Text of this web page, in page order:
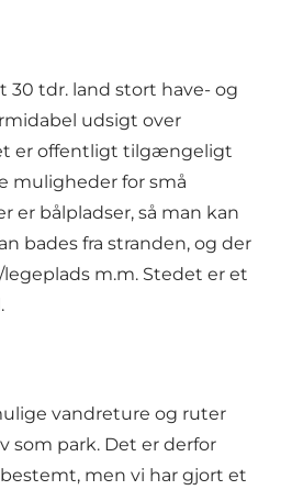
30 tdr. land stort have- og
udsigt over
er offentligt tilgængeligt
muligheder for små
er bålpladser, så man kan
bades fra stranden, og der
legeplads m.m. Stedet er et
vandreture og ruter
som park. Det er derfor
men vi har gjort et